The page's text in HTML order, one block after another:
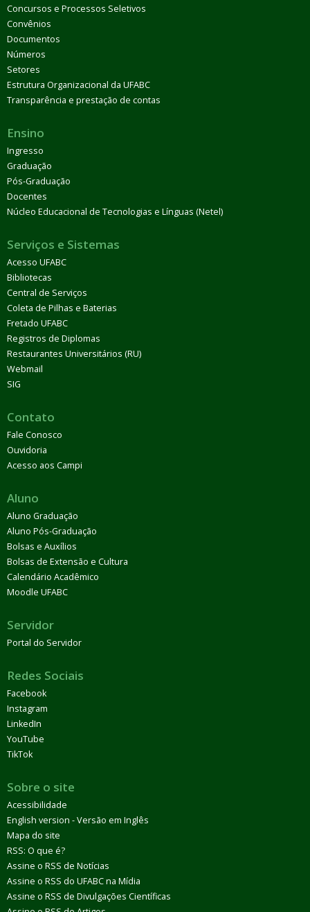
Concursos e Processos Seletivos
Convênios
Documentos
Números
Setores
Estrutura Organizacional da UFABC
Transparência e prestação de contas
Ensino
Ingresso
Graduação
Pós-Graduação
Docentes
Núcleo Educacional de Tecnologias e Línguas (Netel)
Serviços e Sistemas
Acesso UFABC
Bibliotecas
Central de Serviços
Coleta de Pilhas e Baterias
Fretado UFABC
Registros de Diplomas
Restaurantes Universitários (RU)
Webmail
SIG
Contato
Fale Conosco
Ouvidoria
Acesso aos Campi
Aluno
Aluno Graduação
Aluno Pós-Graduação
Bolsas e Auxílios
Bolsas de Extensão e Cultura
Calendário Acadêmico
Moodle UFABC
Servidor
Portal do Servidor
Redes Sociais
Facebook
Instagram
LinkedIn
YouTube
TikTok
Sobre o site
Acessibilidade
English version - Versão em Inglês
Mapa do site
RSS: O que é?
Assine o RSS de Notícias
Assine o RSS do UFABC na Mídia
Assine o RSS de Divulgações Científicas